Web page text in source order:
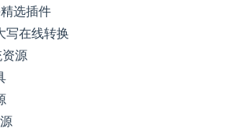
选插件
写在线转换
资源